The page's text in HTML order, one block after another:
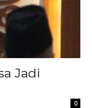
Jadi
0